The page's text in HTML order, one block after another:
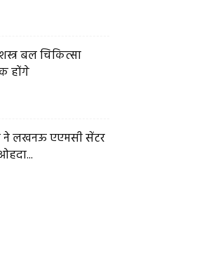
बल चिकित्सा
होंगे
ने लखनऊ एएमसी सेंटर